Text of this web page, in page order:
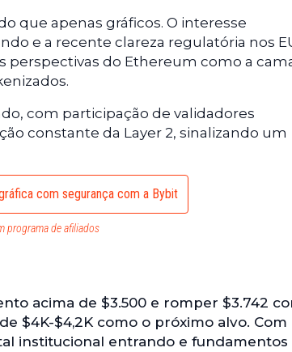
que apenas gráficos. O interesse
e a recente clareza regulatória nos
perspectivas do Ethereum como a
com participação de validadores
constante da Layer 2, sinalizando um
com segurança com a Bybit
programa de afiliados
acima de $3.500 e romper $3.742
$4K-$4,2K como o próximo alvo. Com
institucional entrando e fundamentos